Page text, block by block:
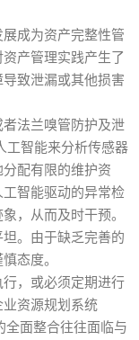
成为资产完整性管
产管理实践产生了
致泄漏或其他损害
法兰嗅管防护及泄
工智能来分析传感器
配有限的维护资
智能驱动的异常检
，从而及时干预。
。由于缺乏完善的
态度。
，或必须定期进行
资源规划系统
全面整合往往面临与